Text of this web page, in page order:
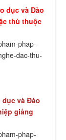
dục và Đào
thù thuộc
phap-
dac-thu-
dục và Đào
giảng
phap-